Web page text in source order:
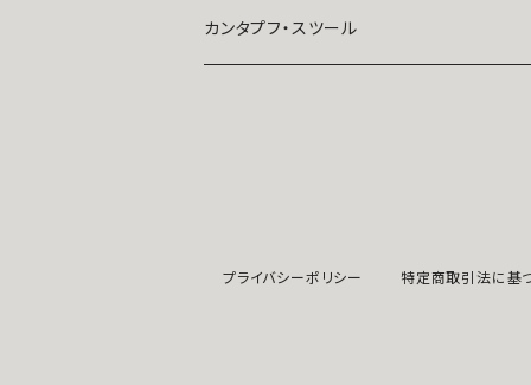
other(その他）
カンタプフ・スツール
プライバシーポリシー 特定商取引法に基